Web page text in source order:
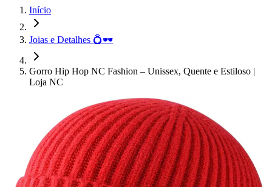
Início
Joias e Detalhes 💍🕶️
Gorro Hip Hop NC Fashion – Unissex, Quente e Estiloso |
Loja NC